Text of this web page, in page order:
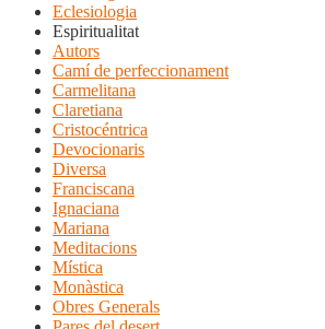
Eclesiologia
Espiritualitat
Autors
Camí de perfeccionament
Carmelitana
Claretiana
Cristocéntrica
Devocionaris
Diversa
Franciscana
Ignaciana
Mariana
Meditacions
Mística
Monàstica
Obres Generals